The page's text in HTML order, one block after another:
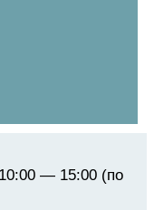
— 15:00 (по